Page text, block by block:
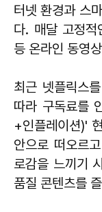
터넷 환경과 스
다. 매달 고정
등 온라인 동영
최근 넷플릭스
따라 구독료를
+인플레이션)'
안으로 떠오르
로감을 느끼기
품질 콘텐츠를